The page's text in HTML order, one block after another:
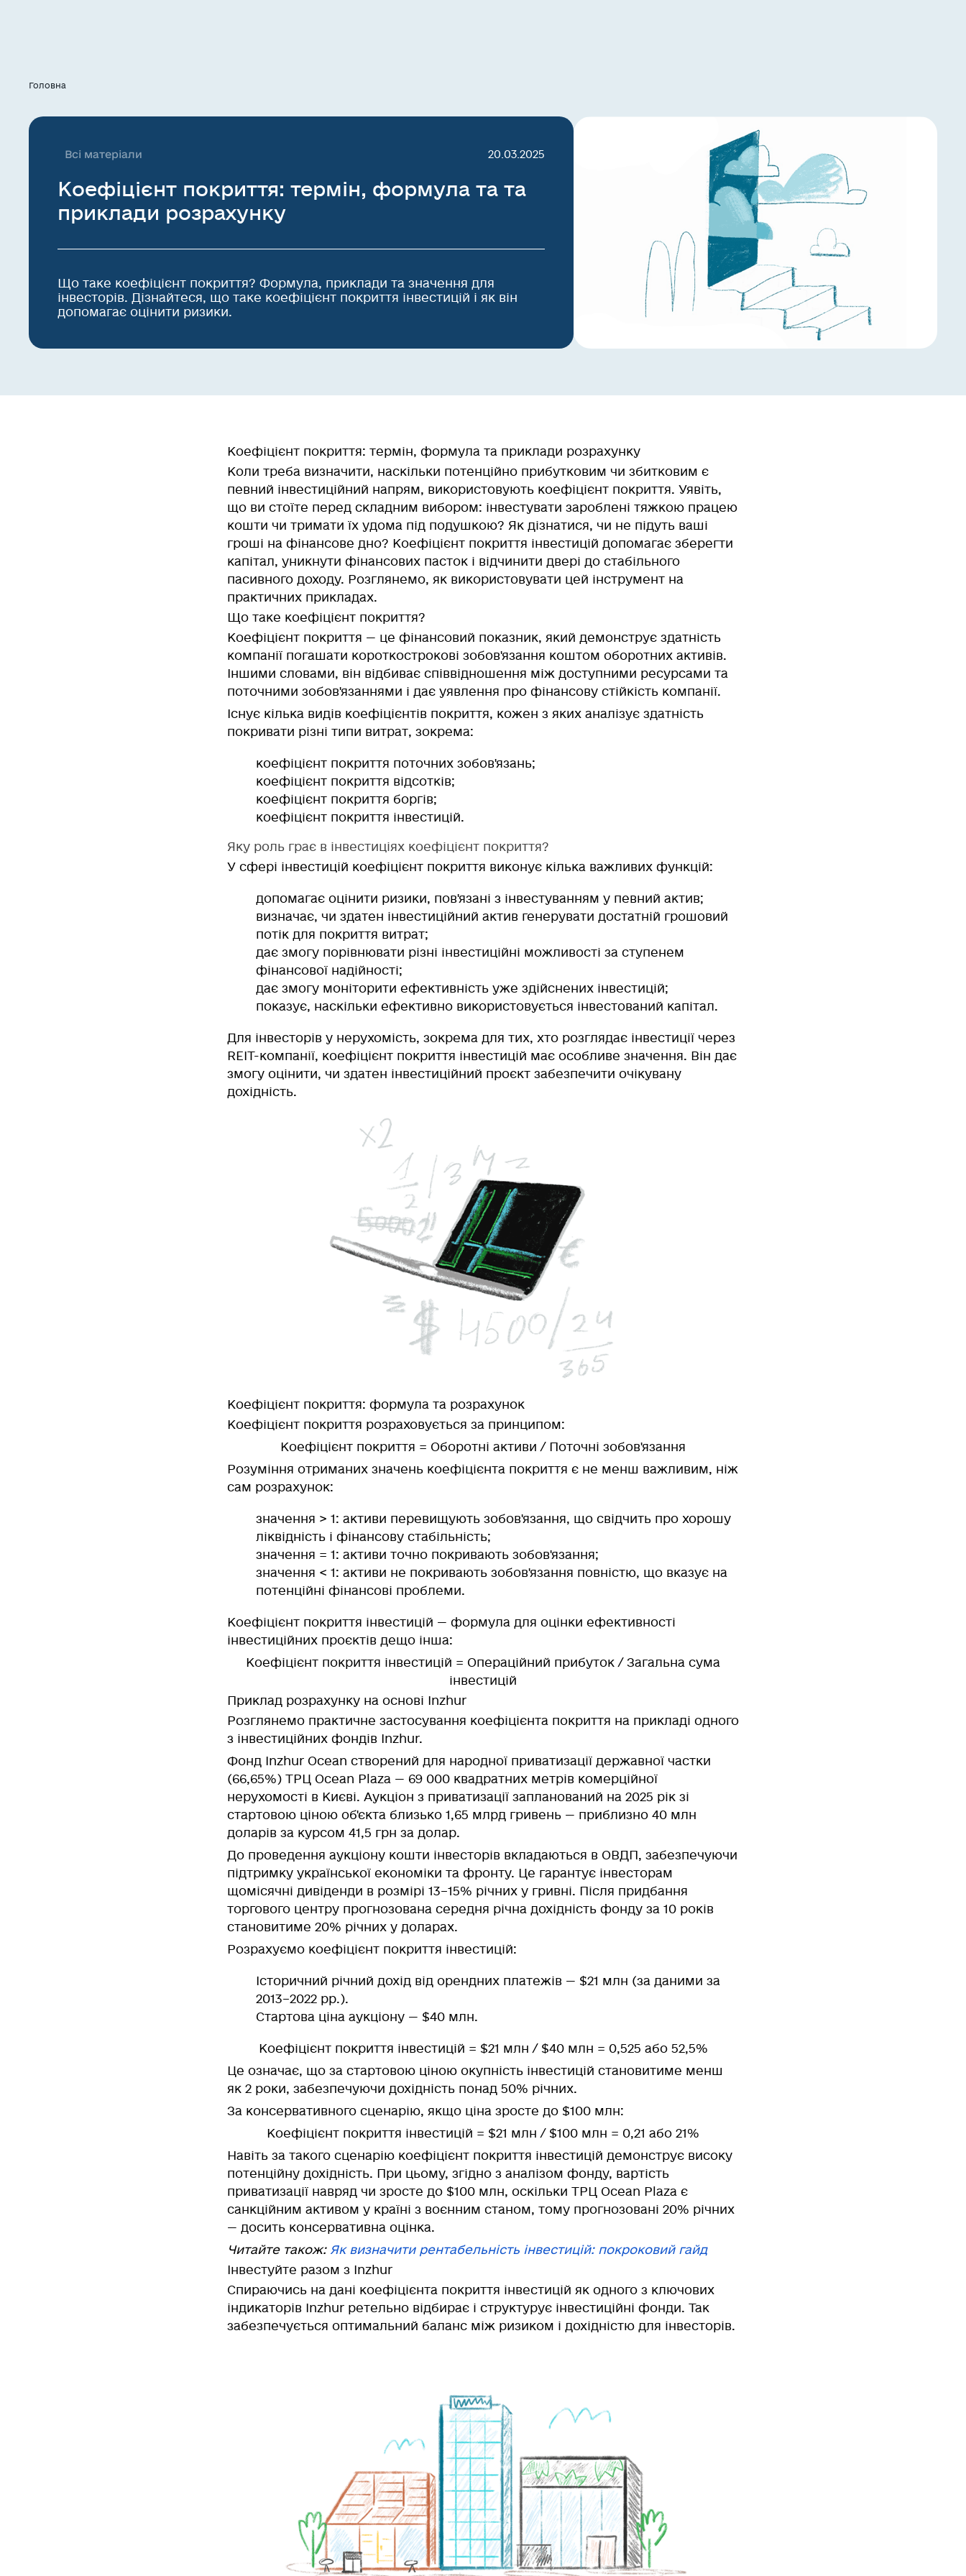
Головна
Всі матеріали 20.03.2025
Коефіцієнт покриття: термін, формула та та
приклади розрахунку
Що таке коефіцієнт покриття? Формула, приклади та значення для
інвесторів. Дізнайтеся, що таке коефіцієнт покриття інвестицій і як він
допомагає оцінити ризики.
Коефіцієнт покриття: термін, формула та приклади розрахунку
Коли треба визначити, наскільки потенційно прибутковим чи збитковим є
певний інвестиційний напрям, використовують коефіцієнт покриття. Уявіть,
що ви стоїте перед складним вибором: інвестувати зароблені тяжкою працею
кошти чи тримати їх удома під подушкою? Як дізнатися, чи не підуть ваші
гроші на фінансове дно? Коефіцієнт покриття інвестицій допомагає зберегти
капітал, уникнути фінансових пасток і відчинити двері до стабільного
пасивного доходу. Розглянемо, як використовувати цей інструмент на
практичних прикладах.
Що таке коефіцієнт покриття?
Коефіцієнт покриття — це фінансовий показник, який демонструє здатність
компанії погашати короткострокові зобов'язання коштом оборотних активів.
Іншими словами, він відбиває співвідношення між доступними ресурсами та
поточними зобов'язаннями і дає уявлення про фінансову стійкість компанії.
Існує кілька видів коефіцієнтів покриття, кожен з яких аналізує здатність
покривати різні типи витрат, зокрема:
коефіцієнт покриття поточних зобов'язань;
коефіцієнт покриття відсотків;
коефіцієнт покриття боргів;
коефіцієнт покриття інвестицій.
Яку роль грає в інвестиціях коефіцієнт покриття?
У сфері інвестицій коефіцієнт покриття виконує кілька важливих функцій:
допомагає оцінити ризики, пов'язані з інвестуванням у певний актив;
визначає, чи здатен інвестиційний актив генерувати достатній грошовий
потік для покриття витрат;
дає змогу порівнювати різні інвестиційні можливості за ступенем
фінансової надійності;
дає змогу моніторити ефективність уже здійснених інвестицій;
показує, наскільки ефективно використовується інвестований капітал.
Для інвесторів у нерухомість, зокрема для тих, хто розглядає інвестиції через
REIT-компанії, коефіцієнт покриття інвестицій має особливе значення. Він дає
змогу оцінити, чи здатен інвестиційний проєкт забезпечити очікувану
дохідність.
Коефіцієнт покриття: формула та розрахунок
Коефіцієнт покриття розраховується за принципом:
Коефіцієнт покриття = Оборотні активи / Поточні зобов'язання
Розуміння отриманих значень коефіцієнта покриття є не менш важливим, ніж
сам розрахунок:
значення > 1: активи перевищують зобов'язання, що свідчить про хорошу
ліквідність і фінансову стабільність;
значення = 1: активи точно покривають зобов'язання;
значення < 1: активи не покривають зобов'язання повністю, що вказує на
потенційні фінансові проблеми.
Коефіцієнт покриття інвестицій — формула для оцінки ефективності
інвестиційних проєктів дещо інша:
Коефіцієнт покриття інвестицій = Операційний прибуток / Загальна сума
інвестицій
Приклад розрахунку на основі Inzhur
Розглянемо практичне застосування коефіцієнта покриття на прикладі одного
з інвестиційних фондів Inzhur.
Фонд Inzhur Ocean створений для народної приватизації державної частки
(66,65%) ТРЦ Ocean Plaza — 69 000 квадратних метрів комерційної
нерухомості в Києві. Аукціон з приватизації запланований на 2025 рік зі
стартовою ціною об'єкта близько 1,65 млрд гривень — приблизно 40 млн
доларів за курсом 41,5 грн за долар.
До проведення аукціону кошти інвесторів вкладаються в ОВДП, забезпечуючи
підтримку української економіки та фронту. Це гарантує інвесторам
щомісячні дивіденди в розмірі 13–15% річних у гривні. Після придбання
торгового центру прогнозована середня річна дохідність фонду за 10 років
становитиме 20% річних у доларах.
Розрахуємо коефіцієнт покриття інвестицій:
Історичний річний дохід від орендних платежів — $21 млн (за даними за
2013–2022 рр.).
Стартова ціна аукціону — $40 млн.
Коефіцієнт покриття інвестицій = $21 млн / $40 млн = 0,525 або 52,5%
Це означає, що за стартовою ціною окупність інвестицій становитиме менш
як 2 роки, забезпечуючи дохідність понад 50% річних.
За консервативного сценарію, якщо ціна зросте до $100 млн:
Коефіцієнт покриття інвестицій = $21 млн / $100 млн = 0,21 або 21%
Навіть за такого сценарію коефіцієнт покриття інвестицій демонструє високу
потенційну дохідність. При цьому, згідно з аналізом фонду, вартість
приватизації навряд чи зросте до $100 млн, оскільки ТРЦ Ocean Plaza є
санкційним активом у країні з воєнним станом, тому прогнозовані 20% річних
— досить консервативна оцінка.
Читайте також: Як визначити рентабельність інвестицій: покроковий гайд
Інвестуйте разом з Inzhur
Спираючись на дані коефіцієнта покриття інвестицій як одного з ключових
індикаторів Inzhur ретельно відбирає і структурує інвестиційні фонди. Так
забезпечується оптимальний баланс між ризиком і дохідністю для інвесторів.